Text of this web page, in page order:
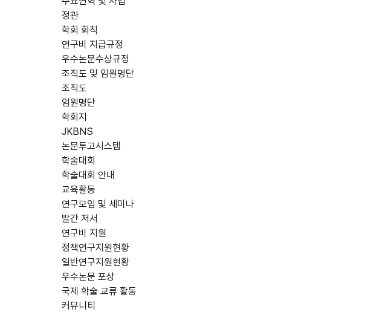
정관
학회 회칙
연구비 지급규정
우수논문수상규정
조직도 및 임원명단
조직도
임원명단
학회지
JKBNS
논문투고시스템
학술대회
학술대회 안내
교육활동
연구모임 및 세미나
발간 저서
연구비 지원
정책연구지원현황
일반연구지원현황
우수논문 포상
국제 학술 교류 활동
커뮤니티